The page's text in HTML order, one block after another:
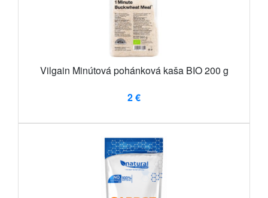
Vilgain Minútová pohánková kaša BIO 200 g
2 €